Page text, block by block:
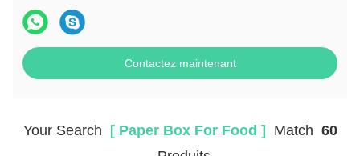
Contactez maintenant
Your Search [ Paper Box For Food ] Match 60